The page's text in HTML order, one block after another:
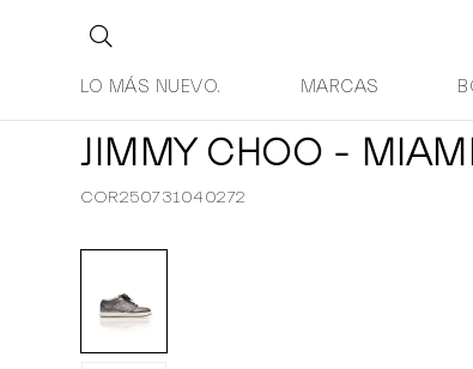
LO MÁS NUEVO. MARCAS
JIMMY CHOO -
COR250731040272